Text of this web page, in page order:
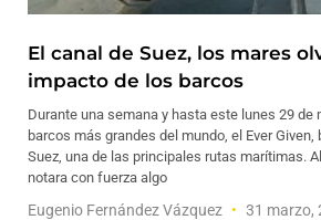
El canal de Suez, los mares
impacto de los barcos
Durante una semana y hasta este lunes 29 de
barcos más grandes del mundo, el Ever Given,
Suez, una de las principales rutas marítimas.
notara con fuerza algo
Eugenio Fernández Vázquez 31 marzo,